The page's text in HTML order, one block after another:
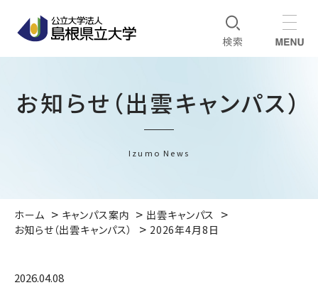
お知らせ（出雲キャンパス）
Izumo News
ホーム キャンパス案内
出雲キャンパス
お知らせ（出雲キャンパス）
2026年4月8日
2026.04.08